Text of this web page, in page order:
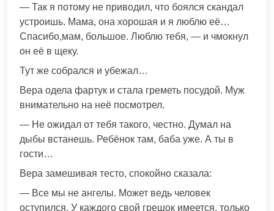
— Так я потому не приводил, что боялся скандал
устроишь. Мама, она хорошая и я люблю её…
Спасибо,мам, большое. Люблю тебя, — и чмокнул
он её в щеку.
Тут же собрался и убежал…
Вера одела фартук и стала греметь посудой. Муж
внимательно на неё посмотрел.
— Не ожидал от тебя такого, честно. Думал на
дыбы встанешь. Ребёнок там, баба уже. А ты в
гости…
Вера замешивая тесто, спокойно сказала:
— Все мы не ангелы. Может ведь человек
оступился. У каждого свой грешок имеется, только